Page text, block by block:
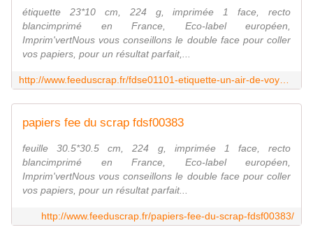
étiquette 23*10 cm, 224 g, imprimée 1 face, recto
blancimprimé en France, Eco-label européen,
Imprim'vertNous vous conseillons le double face pour coller
vos papiers, pour un résultat parfait,...
papiers fee du scrap fdsf00383
feuille 30.5*30.5 cm, 224 g, imprimée 1 face, recto
blancimprimé en France, Eco-label européen,
Imprim'vertNous vous conseillons le double face pour coller
vos papiers, pour un résultat parfait...
http://www.feeduscrap.fr/papiers-fee-du-scrap-fdsf00383/